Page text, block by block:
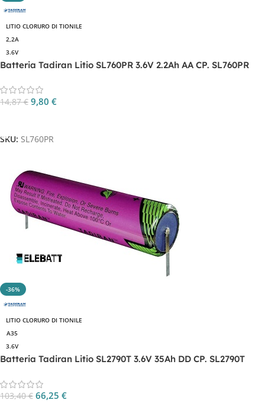
LITIO CLORURO DI TIONILE
2,2A
3.6V
Batteria Tadiran Litio SL760PR 3.6V 2.2Ah AA CP. SL760PR
14,87€ 9,80 €
SKU: SL760PR
-36%
LITIO CLORURO DI TIONILE
A35
3.6V
Batteria Tadiran Litio SL2790T 3.6V 35Ah DD CP. SL2790T
103,40€ 66,25 €